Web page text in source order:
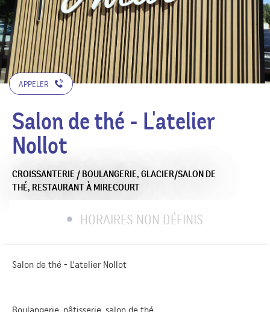
APPELER
Salon de thé - L'atelier
Nollot
CROISSANTERIE / BOULANGERIE, GLACIER/SALON DE
THÉ, RESTAURANTÀ MIRECOURT
HORAIRES NON DÉFINIS
Salon de thé - L'atelier Nollot